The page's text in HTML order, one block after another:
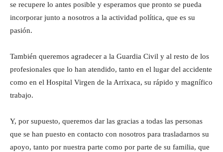
se recupere lo antes posible y esperamos que pronto se pueda
incorporar junto a nosotros a la actividad política, que es su
pasión.
También queremos agradecer a la Guardia Civil y al resto de los
profesionales que lo han atendido, tanto en el lugar del accidente
como en el Hospital Virgen de la Arrixaca, su rápido y magnífico
trabajo.
Y, por supuesto, queremos dar las gracias a todas las personas
que se han puesto en contacto con nosotros para trasladarnos su
apoyo, tanto por nuestra parte como por parte de su familia, que